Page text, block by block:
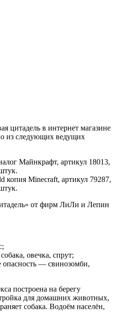
цитадель в интернет магазине
из следующих ведущих
Майнкрафт, артикул 18013,
копия Minecraft, артикул 79287,
от фирм ЛиЛи и Лепин
овечка, спрут;
— свинозомби,
построена на берегу
для домашних животных,
собака. Водоём населён,